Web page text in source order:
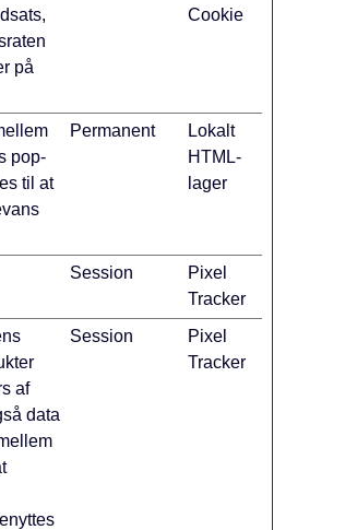
på
Cookie
pop-
til at
Permanent
Lokalt
HTML-
lager
Session
Pixel
Tracker
af
data
Session
Pixel
Tracker